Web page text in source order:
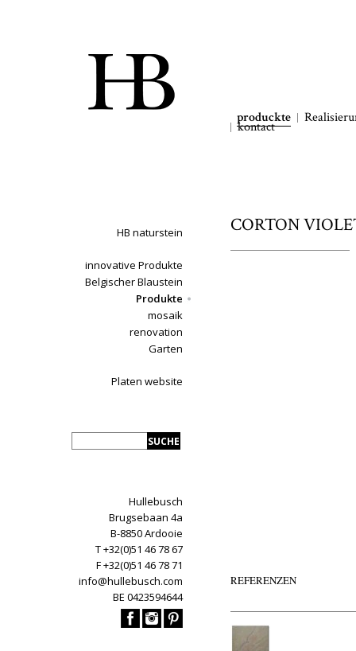
produckte
kontact
HB naturstein
innovative Produkte
Belgischer Blaustein
Produkte
mosaik
renovation
Garten
Platen website
Hullebusch
Brugsebaan 4a
B-8850 Ardooie
T +32(0)51 46 78 67
F +32(0)51 46 78 71
info@hullebusch.com
BE 0423594644
CORTON
REFERENZEN